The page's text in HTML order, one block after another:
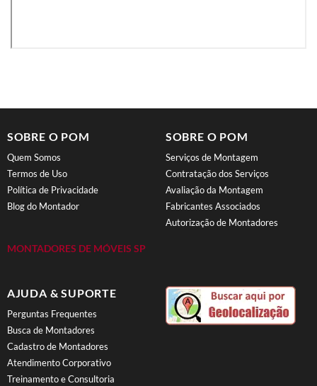
SOBRE O POM
Quem Somos
Termos de Uso
Política de Privacidade
Blog do Montador
MONTADORES DE MÓVEIS SP
SOBRE O POM
Serviços de Montagem
Contratação dos Serviços
Avaliação da Montagem
Fabricantes Associados
Autorização de Montadores
AJUDA & SUPORTE
Perguntas Frequentes
Busca de Montadores
Cadastro de Montadores
Atendimento Corporativo
Treinamento e Consultoria